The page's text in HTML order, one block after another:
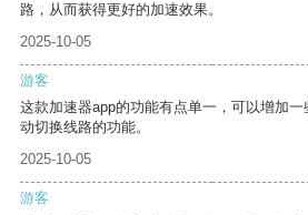
路，从而获得更好的加速效果。
2025-10-05
游客
这款加速器app的功能有点单一，可以增加
动切换线路的功能。
2025-10-05
游客